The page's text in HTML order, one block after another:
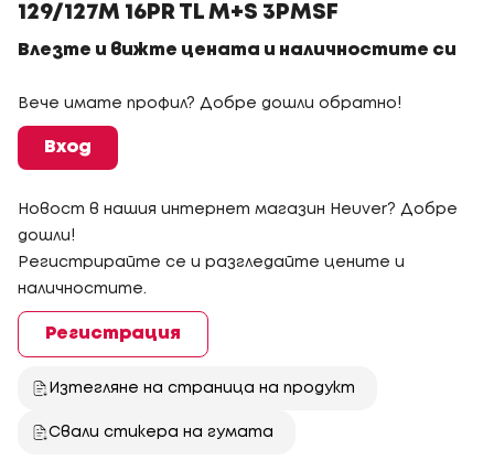
129/127M 16PR TL M+S 3PMSF
Влезте и вижте цената и наличностите си
Вече имате профил? Добре дошли обратно!
Вход
Новост в нашия интернет магазин Heuver? Добре
дошли!
Регистрирайте се и разгледайте цените и
наличностите.
Регистрация
Изтегляне на страница на продукт
Свали стикера на гумата